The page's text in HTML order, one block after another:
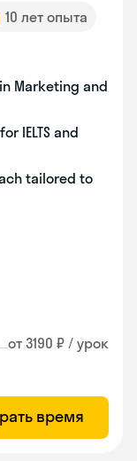
10 лет опыта
Marketing and
IELTS and
tailored to
от 3190 ₽ / урок
время